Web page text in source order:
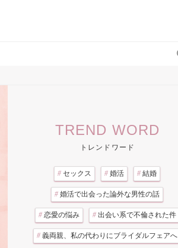
TREND WORD
トレンドワード
# セックス # 婚活 # 結婚
# 婚活で出会った論外な男性の話
# 恋愛の悩み # 出会い系で不倫された件
# 義両親、私の代わりにブライダルフェアへ